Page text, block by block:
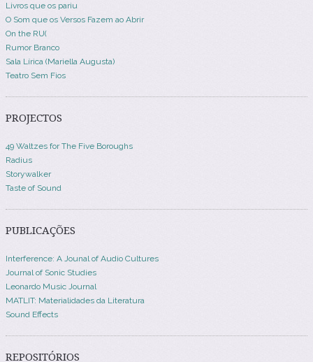
Livros que os pariu
O Som que os Versos Fazem ao Abrir
On the RU(
Rumor Branco
Sala Lírica (Mariella Augusta)
Teatro Sem Fios
PROJECTOS
49 Waltzes for The Five Boroughs
Radius
Storywalker
Taste of Sound
PUBLICAÇÕES
Interference: A Jounal of Audio Cultures
Journal of Sonic Studies
Leonardo Music Journal
MATLIT: Materialidades da Literatura
Sound Effects
REPOSITÓRIOS